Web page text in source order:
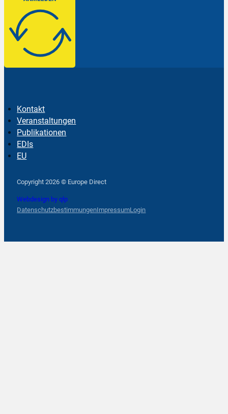
Kontakt
Veranstaltungen
Publikationen
EDIs
EU
Copyright 2026 © Europe Direct
Webdesign by qlp
DatenschutzbestimmungenImpressumLogin